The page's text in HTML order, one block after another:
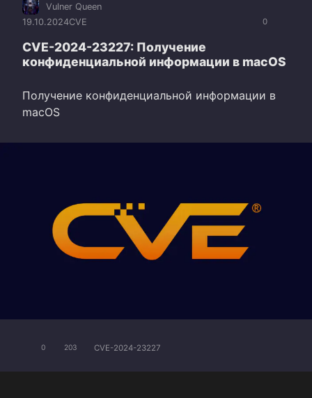
0
Vulner Queen
19.10.2024CVE
CVE-2024-23227: Получение
конфиденциальной информации в macOS
Получение конфиденциальной информации в
macOS
0 203 CVE-2024-23227